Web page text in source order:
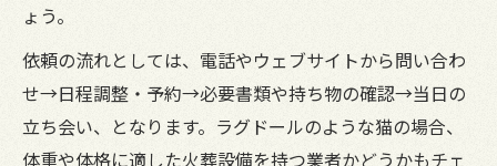
ょう。
依頼の流れとしては、電話やウェブサイトから問い合わ
せ→日程調整・予約→必要書類や持ち物の確認→当日の
立ち会い、となります。ラグドールのような猫の場合、
体重や体格に適した火葬設備を持つ業者かどうかもチェ